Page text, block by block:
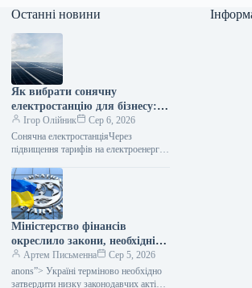
Останні новини
Як вибрати сонячну
електростанцію для бізнесу: 5
частіших помилок
Ігор Олійник
Сер 6, 2026
Сонячна електростанціяЧерез
підвищення тарифів на електроенергію
український бізнес все активніше
вкладає кошти у власні джерела
Міністерство фінансів
окреслило закони, необхідні
Україні для прогресу на
шляху до членства в
Європейському Союзі.
Артем Письменна
Сер 5, 2026
anons”> Україні терміново необхідно
затвердити низку законодавчих актів,